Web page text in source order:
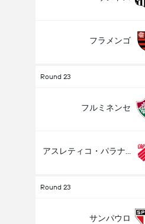
フラメンゴ
Round 23
フルミネンセ
Round 23
サンパウロ